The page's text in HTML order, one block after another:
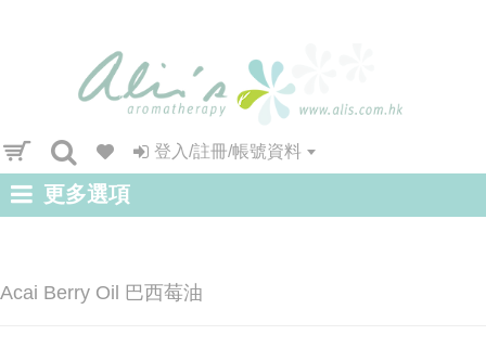
登入/註冊/帳號資料
更多選項
Acai Berry Oil 巴西莓油